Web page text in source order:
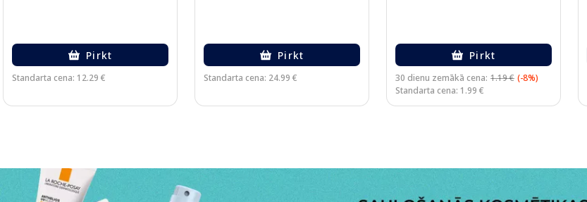
Pirkt
Standarta cena: 12.29 €
Pirkt
Standarta cena: 24.99 €
Pirkt
30 dienu zemākā cena: 1.19 € (-8%)
Standarta cena: 1.99 €